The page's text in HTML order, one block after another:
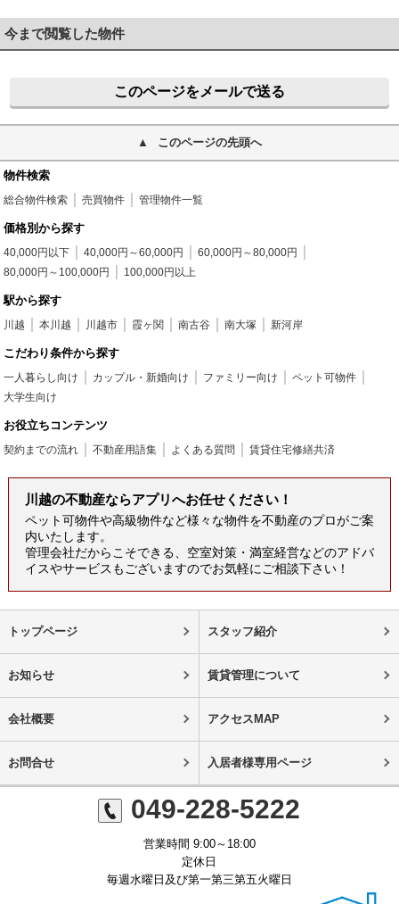
今まで閲覧した物件
このページをメールで送る
このページの先頭へ
物件検索
総合物件検索 売買物件 管理物件一覧
価格別から探す
40,000円以下 40,000円～60,000円
60,000円～80,000円
80,000円～100,000円
100,000円以上
駅から探す
川越 本川越 川越市 霞ヶ関 南古谷 南大塚 新河岸
こだわり条件から探す
一人暮らし向け カップル・新婚向け ファミリー向け
ペット可物件
大学生向け
お役立ちコンテンツ
契約までの流れ 不動産用語集 よくある質問 賃貸住宅修繕共済
川越の不動産ならアプリへお任せください！
ペット可物件や高級物件など様々な物件を不動産のプロがご案
内いたします。
管理会社だからこそできる、空室対策・満室経営などのアドバ
イスやサービスもございますのでお気軽にご相談下さい！
トップページ スタッフ紹介
お知らせ 賃貸管理について
会社概要 アクセスMAP
お問合せ 入居者様専用ページ
049-228-5222
営業時間 9:00～18:00
定休日
毎週水曜日及び第一第三第五火曜日